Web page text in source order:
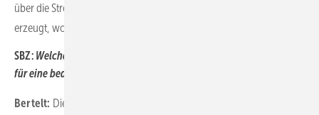
über die Stromflüsse in seinem Gebäude erhalten – wo wird Strom
erzeugt, wo wird Strom verbraucht?
SBZ:Welche konkreten Einstellmöglichkeiten bietet Homematic IP
für eine bedarfsgerechte Raumklimaregelung?
Bertelt: Die Grundlage für die Raumklima­steuerung sind